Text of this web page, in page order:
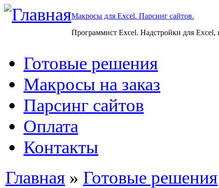
Макросы для Excel. Парсинг сайтов.
Программист Excel. Надстройки для Excel,
Готовые решения
Макросы на заказ
Парсинг сайтов
Оплата
Контакты
Главная » Готовые решения